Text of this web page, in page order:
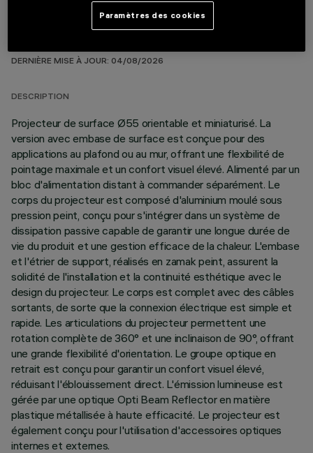
DERNIÈRE MISE À JOUR: 04/08/2026
DESCRIPTION
Projecteur de surface Ø55 orientable et miniaturisé. La
version avec embase de surface est conçue pour des
applications au plafond ou au mur, offrant une flexibilité de
pointage maximale et un confort visuel élevé. Alimenté par un
bloc d'alimentation distant à commander séparément. Le
corps du projecteur est composé d'aluminium moulé sous
pression peint, conçu pour s'intégrer dans un système de
dissipation passive capable de garantir une longue durée de
vie du produit et une gestion efficace de la chaleur. L'embase
et l'étrier de support, réalisés en zamak peint, assurent la
solidité de l'installation et la continuité esthétique avec le
design du projecteur. Le corps est complet avec des câbles
sortants, de sorte que la connexion électrique est simple et
rapide. Les articulations du projecteur permettent une
rotation complète de 360° et une inclinaison de 90°, offrant
une grande flexibilité d'orientation. Le groupe optique en
retrait est conçu pour garantir un confort visuel élevé,
réduisant l'éblouissement direct. L'émission lumineuse est
gérée par une optique Opti Beam Reflector en matière
plastique métallisée à haute efficacité. Le projecteur est
également conçu pour l'utilisation d'accessoires optiques
internes et externes.
Paramètres des cookies